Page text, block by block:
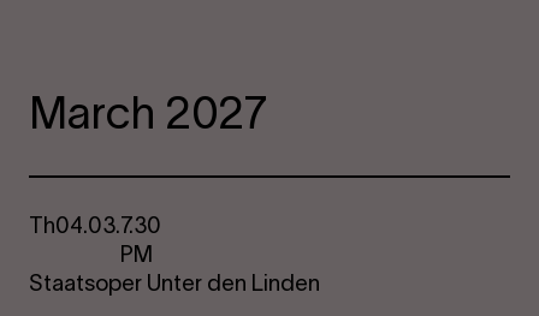
March 2027
Th04.03.7.30
PM
Staatsoper Unter den Linden